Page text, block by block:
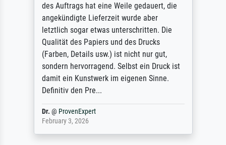
des Auftrags hat eine Weile gedauert, die
angekündigte Lieferzeit wurde aber
letztlich sogar etwas unterschritten. Die
Qualität des Papiers und des Drucks
(Farben, Details usw.) ist nicht nur gut,
sondern hervorragend. Selbst ein Druck ist
damit ein Kunstwerk im eigenen Sinne.
Definitiv den Pre...
Dr. @ ProvenExpert
February 3, 2026